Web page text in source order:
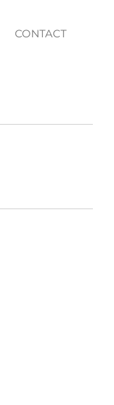
CONTACT